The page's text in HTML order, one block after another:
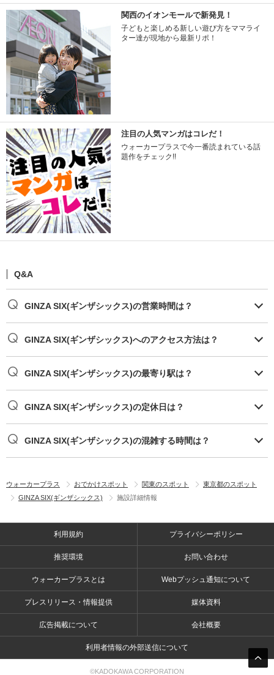
関西のイオンモールで新発見！
子どもと楽しめる新しい遊び方をママライ
ター達が現地から最新リポ！
注目の人気マンガはコレだ！
ウォーカープラスで今一番読まれている話
題作をチェック!!
Q&A
GINZA SIX(ギンザシックス)の営業時間は？
GINZA SIX(ギンザシックス)へのアクセス方法は？
GINZA SIX(ギンザシックス)の最寄り駅は？
GINZA SIX(ギンザシックス)の定休日は？
GINZA SIX(ギンザシックス)の混雑する時間は？
ウォーカープラス おでかけスポット 関東のスポット
東京都のスポット
GINZA SIX(ギンザシックス)
施設詳細情報
利用規約 プライバシーポリシー
推奨環境 お問い合わせ
ウォーカープラスとは Webプッシュ通知について
プレスリリース・情報提供 媒体資料
広告掲載について 会社概要
利用者情報の外部送信について
©KADOKAWA CORPORATION